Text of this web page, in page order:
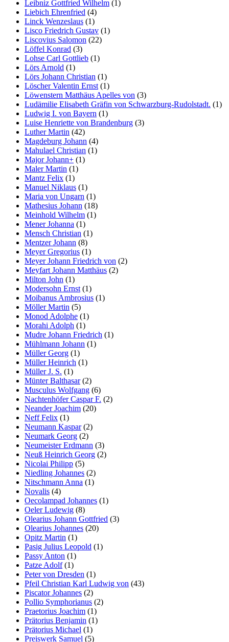
Leibniz Gottfried Wilhelm (1)
Liebich Ehrenfried (4)
Linck Wenzeslaus (1)
Lisco Friedrich Gustav (1)
Liscovius Salomon (22)
Löffel Konrad (3)
Lohse Carl Gottlieb (1)
Lörs Arnold (1)
Lörs Johann Christian (1)
Löscher Valentin Ernst (1)
Löwenstern Matthäus Apelles von (3)
Ludämilie Elisabeth Gräfin von Schwarzburg-Rudolstadt. (1)
Ludwig I. von Bayern (1)
Luise Henriette von Brandenburg (3)
Luther Martin (42)
Magdeburg Johann (4)
Mahulael Christian (1)
Major Johann+ (1)
Maler Martin (1)
Mantz Felix (1)
Manuel Niklaus (1)
Maria von Ungarn (1)
Mathesius Johann (18)
Meinhold Wilhelm (1)
Mener Johanna (1)
Mensch Christian (1)
Mentzer Johann (8)
Meyer Gregorius (1)
Meyer Johann Friedrich von (2)
Meyfart Johann Matthäus (2)
Milton John (1)
Modersohn Ernst (1)
Moibanus Ambrosius (1)
Möller Martin (5)
Monod Adolphe (1)
Morahi Adolph (1)
Mudre Johann Friedrich (1)
Mühlmann Johann (1)
Müller Georg (1)
Müller Heinrich (1)
Müller J. S. (1)
Münter Balthasar(2)
Musculus Wolfgang (6)
Nachtenhöfer Caspar F. (2)
Neander Joachim (20)
Neff Felix (1)
Neumann Kaspar(2)
Neumark Georg (2)
Neumeister Erdmann (3)
Neuß Heinrich Georg (2)
Nicolai Philipp (5)
Niedling Johannes (2)
Nitschmann Anna (1)
Novalis (4)
Oecolampad Johannes (1)
Oeler Ludewig (8)
Olearius Johann Gottfried (3)
Olearius Johannes (20)
Opitz Martin (1)
Pasig Julius Leopold (1)
Passy Anton (1)
Patze Adolf(1)
Peter von Dresden (1)
Pfeil Christian Karl Ludwig von (43)
Piscator Johannes (2)
Pollio Symphorianus (2)
Praetorius Joachim (1)
Prätorius Benjamin (1)
Prätorius Michael (1)
Preiswerk Samuel (5)